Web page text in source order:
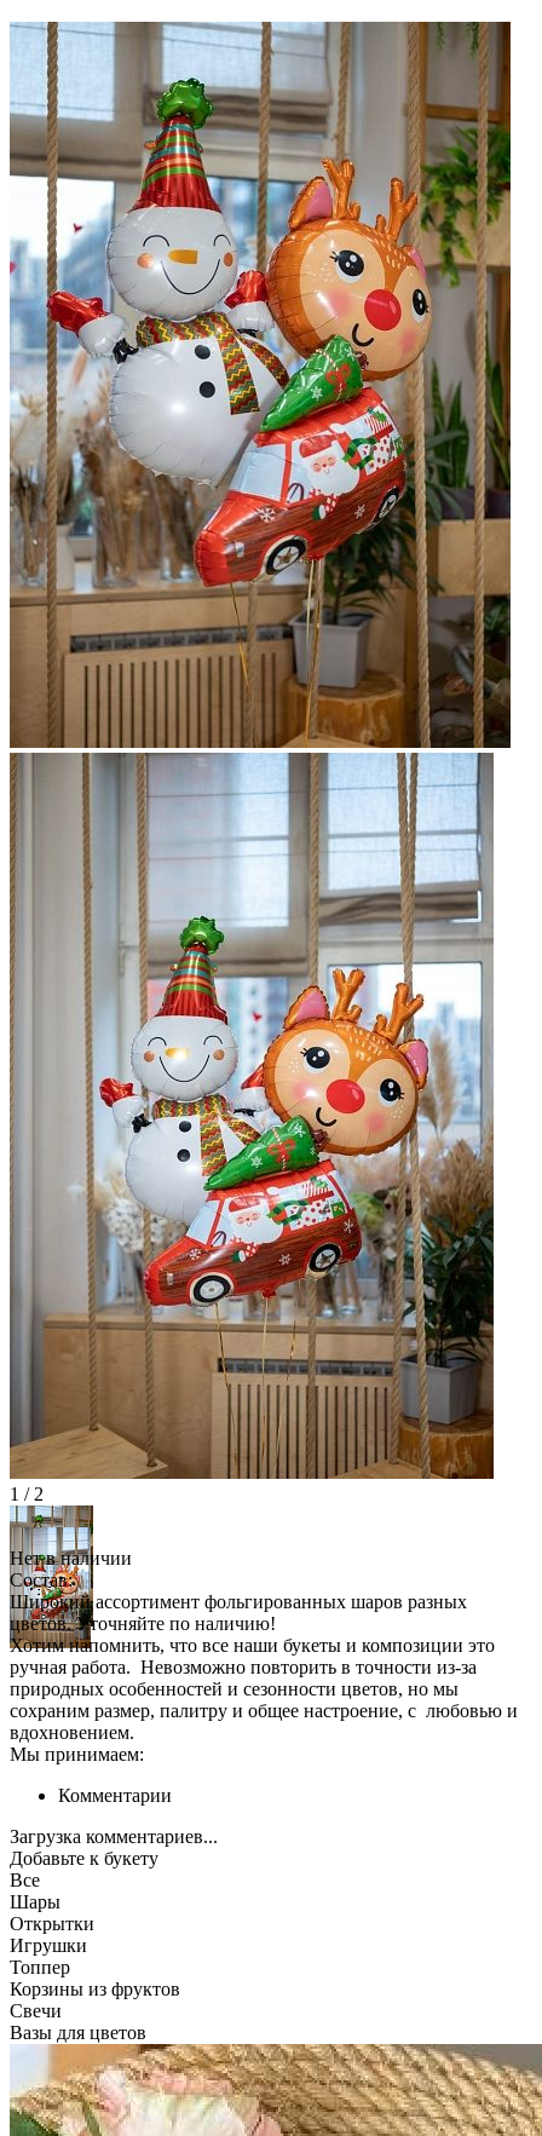
1 / 2
Нет в наличии
Состав:
Широкий ассортимент фольгированных шаров разных
цветов. Уточняйте по наличию!
Хотим напомнить, что все наши букеты и композиции это
ручная работа. Невозможно повторить в точности из-за
природных особенностей и сезонности цветов, но мы
сохраним размер, палитру и общее настроение, с любовью и
вдохновением.
Мы принимаем:
Комментарии
Загрузка комментариев...
Добавьте к букету
Все
Шары
Открытки
Игрушки
Топпер
Корзины из фруктов
Свечи
Вазы для цветов